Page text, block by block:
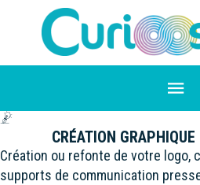
CRÉATION
Création ou refonte de votre logo,
supports de communication